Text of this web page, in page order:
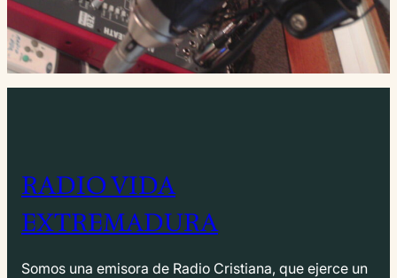
RADIO VIDA
EXTREMADURA
Somos una emisora de Radio Cristiana, que ejerce un